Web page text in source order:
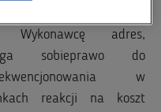
Wykonawcę adres,
sobieprawo do
w
reakcji na koszt